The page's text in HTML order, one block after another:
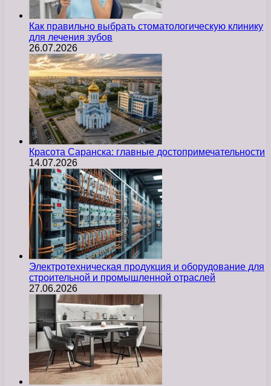
Как правильно выбрать стоматологическую клинику
для лечения зубов
26.07.2026
Красота Саранска: главные достопримечательности
14.07.2026
Электротехническая продукция и оборудование для
строительной и промышленной отраслей
27.06.2026